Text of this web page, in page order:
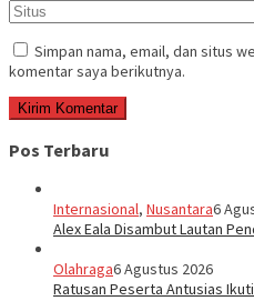
Simpan nama, email, dan situs
komentar saya berikutnya.
Pos Terbaru
Internasional, Nusantara6
Alex Eala Disambut Lautan
Olahraga6 Agustus 2026
Ratusan Peserta Antusias